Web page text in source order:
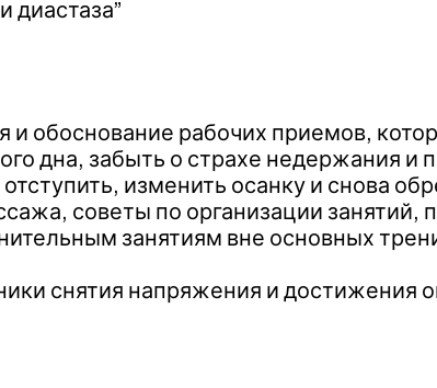
диастаза”
обоснование рабочих приемов,
дна, забыть о страхе недержания и
изменить осанку и снова
советы по организации занятий,
занятиям вне основных
снятия напряжения и достижения